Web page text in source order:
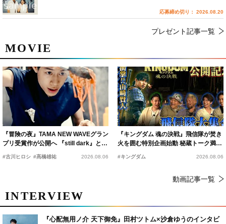
MOVIE
『冒険の夜』TAMA NEW WAVEグラン
プリ受賞作が公開へ 『still dark』と同
時上映決定
#古川ヒロシ #髙橋雄祐 2026.08.06
『キングダム 魂の決戦』飛信隊が焚き
火を囲む特別企画始動 秘蔵トーク満載
の“キングダムキャンプ”開催
#キングダム 2026.08.06
動画記事一覧
INTERVIEW
『心配無用ノ介 天下御免』田村ツトム×沙倉ゆうのインタビ
応募締め切り： 2026.08.20
プレゼント記事一覧